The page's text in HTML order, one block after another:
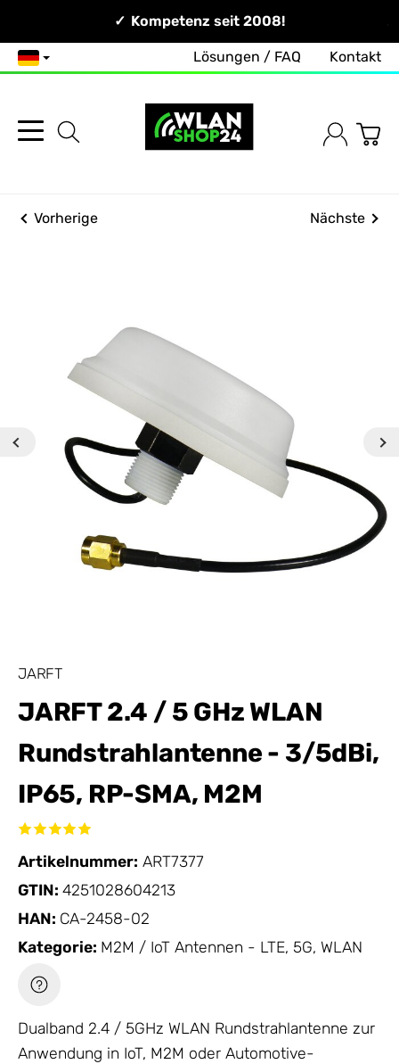
Persönlich & Erreichbar!Kompetenz seit 2008!
Deutsch Lösungen / FAQ Kontakt
Vorherige Nächste
JARFT
JARFT 2.4 / 5 GHz WLAN
Rundstrahlantenne - 3/5dBi,
IP65, RP-SMA, M2M
Artikelnummer: ART7377
GTIN: 4251028604213
HAN: CA-2458-02
Kategorie: M2M / IoT Antennen - LTE, 5G, WLAN
Dualband 2.4 / 5GHz WLAN Rundstrahlantenne zur
Anwendung in IoT, M2M oder Automotive-